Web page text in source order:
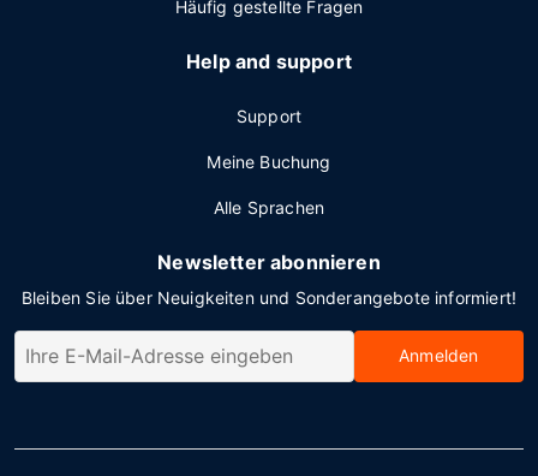
Häufig gestellte Fragen
Help and support
Support
Meine Buchung
Alle Sprachen
Newsletter abonnieren
Bleiben Sie über Neuigkeiten und Sonderangebote informiert!
Anmelden